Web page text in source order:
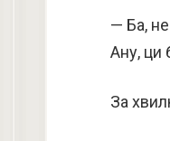
— Ба,
Ану, ци
За